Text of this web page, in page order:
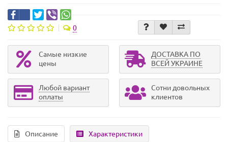
0
Самые низкие
цены
ДОСТАВКА ПО
ВСЕЙ УКРАИНЕ
Любой вариант
оплаты
Сотни довольных
клиентов
Описание Характеристики